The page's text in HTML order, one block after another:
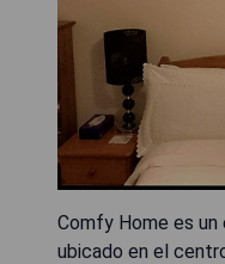
Comfy Home es
ubicado en el